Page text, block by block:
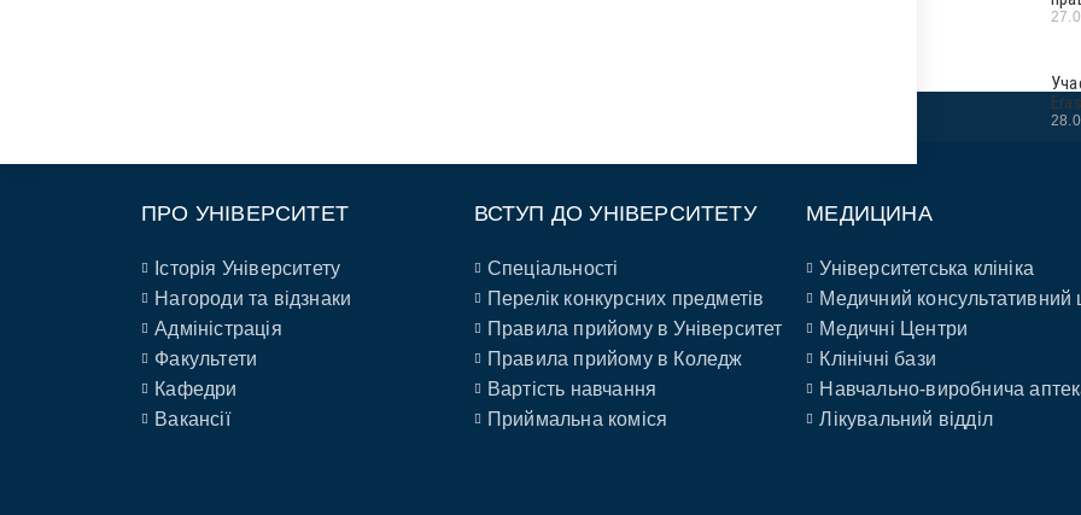
ПРО УНІВЕРСИТЕТ
Історія Університету
Нагороди та відзнаки
Адміністрація
Факультети
Кафедри
Вакансії
ВСТУП ДО УНІВЕРСИТЕТУ
Спеціальності
Перелік конкурсних предметів
Правила прийому в Університет
Правила прийому в Коледж
Вартість навчання
Приймальна коміся
МЕДИЦИНА
Університетська клініка
Медичний консультативний
Медичні Центри
Клінічні бази
Навчально-виробнича
Лікувальний відділ